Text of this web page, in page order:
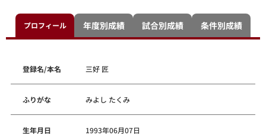
プロフィール 年度別成績 試合別成績 条件別成績
登録名/本名 三好 匠
ふりがな みよし たくみ
生年月日 1993年06月07日